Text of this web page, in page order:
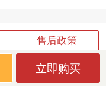
售后政策
立即购买